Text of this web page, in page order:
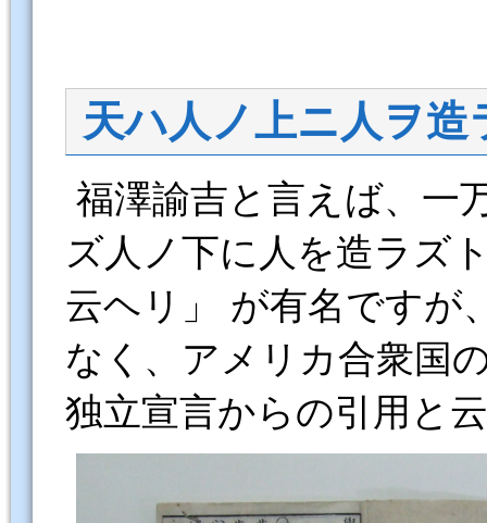
天ハ人ノ上ニ人ヲ造
福澤諭吉と言えば、一
ズ人ノ下に人を造ラズ
云ヘリ」 が有名ですが
なく、アメリカ合衆国
独立宣言からの引用と